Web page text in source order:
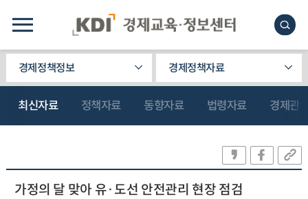
경제정책정보 경제정책자료
최신자료 정책자료 동향자료 법령자료 경제관
가정의 달 맞아 유·도선 안전관리 현장 점검